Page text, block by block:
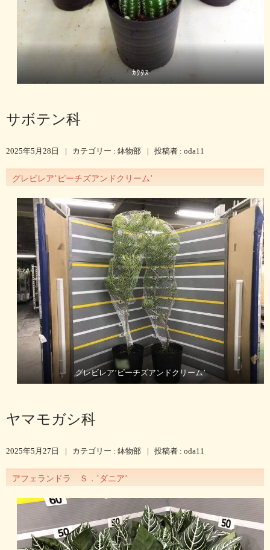
ｶｸﾀｽ
サボテン科
2025年5月28日 | カテゴリー : 鉢物部 | 投稿者 : oda11
グレビレア’ピーチズアンドクリーム’
グレビレア’ピーチズアンドクリーム’
ヤマモガシ科
2025年5月27日 | カテゴリー : 鉢物部 | 投稿者 : oda11
アフェランドラ Ｓ．’ダニア’